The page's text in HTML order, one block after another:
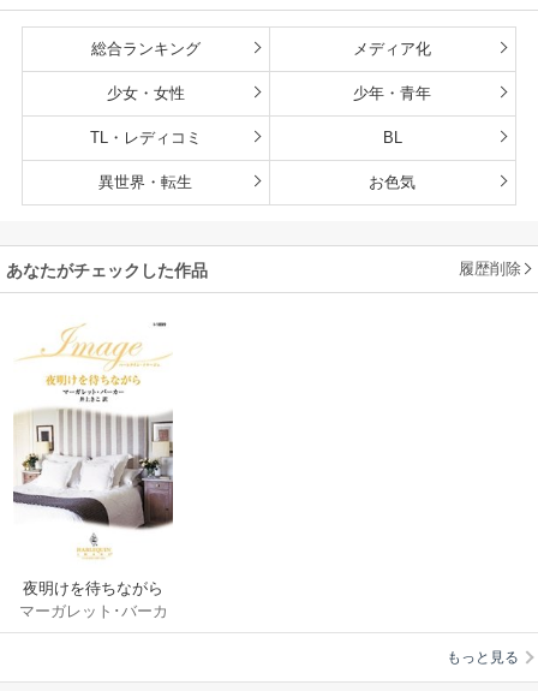
総合ランキング メディア化
少女・女性 少年・青年
TL・レディコミ BL
異世界・転生 お色気
あなたがチェックした作品 履歴削除
夜明けを待ちながら
マーガレット･バーカ
ー/井上きこ
もっと見る